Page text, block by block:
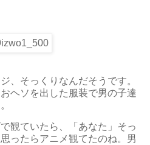
、そっくりなんだそうです。
ヘソを出した服装で男の子達
観ていたら、「あなた」そっ
ったらアニメ観てたのね。男